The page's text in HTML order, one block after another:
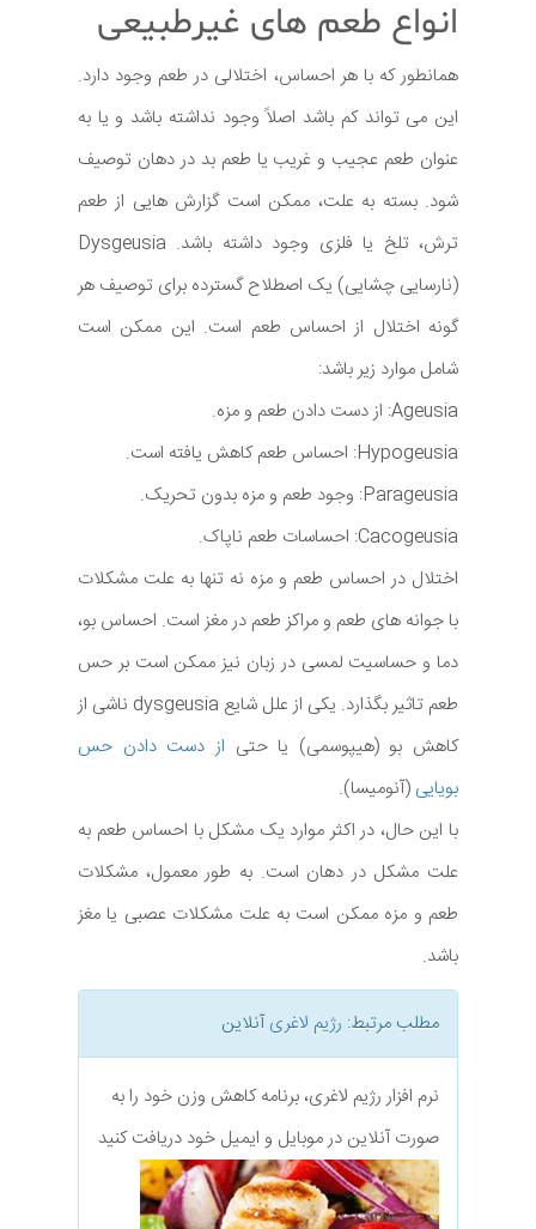
انواع طعم های غیرطبیعی
همانطور که با هر احساس، اختلالی در طعم وجود دارد.
این می تواند کم باشد اصلاً وجود نداشته باشد و یا به
عنوان طعم عجیب و غریب یا طعم بد در دهان توصیف
شود. بسته به علت، ممکن است گزارش هایی از طعم
ترش، تلخ یا فلزی وجود داشته باشد. Dysgeusia
(نارسایی چشایی) یک اصطلاح گسترده برای توصیف هر
گونه اختلال از احساس طعم است. این ممکن است
شامل موارد زیر باشد:
Ageusia: از دست دادن طعم و مزه.
Hypogeusia: احساس طعم کاهش یافته است.
Parageusia: وجود طعم و مزه بدون تحریک.
Cacogeusia: احساسات طعم ناپاک.
اختلال در احساس طعم و مزه نه تنها به علت مشکلات
با جوانه های طعم و مراکز طعم در مغز است. احساس بو،
دما و حساسیت لمسی در زبان نیز ممکن است بر حس
طعم تاثیر بگذارد. یکی از علل شایع dysgeusia ناشی از
کاهش بو (هیپوسمی) یا حتی از دست دادن حس
بویایی (آنومیسا).
با این حال، در اکثر موارد یک مشکل با احساس طعم به
علت مشکل در دهان است. به طور معمول، مشکلات
طعم و مزه ممکن است به علت مشکلات عصبی یا مغز
باشد.
مطلب مرتبط: رژیم لاغریآنلاین
نرم افزار رژیم لاغری، برنامه کاهش وزن خود را به
صورت آنلاین در موبایل و ایمیل خود دریافت کنید